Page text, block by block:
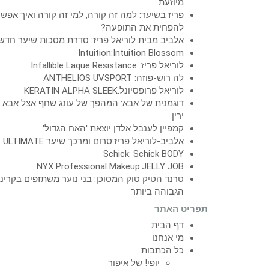
מיוזעת
פריז בשיער: למה זה קורה, למי זה קורה ואיך
להפחית את התופעה?
אלביב מבית לוריאל פריז: סדרת מסכות שיער
Intuition:Intuition Blossom
לוריאל פריז: Infallible Laque Resistance
לה רוש-פוזה: ANTHELIOS UVSPORT
לוריאל פרופסיונל:KERATIN ALPHA SLEEK
דוגמנית של אבא: המהפך של עונג שחף אצל אבא
ירין
קמפיין לענבל אלדן יוצאת 'האח הגדול'
אלביב-לוריאל פריז:סרום ומרכך שיער ULTIMATE
Schick: Schick BODY
NYX Professional Makeup:JELLY JOB
טרנד הטיק טוק המסוכן: בני נוער משתזפים
הגבוהה ביותר
תפריט האתר
דף הבית
מי אנחנו
כל הכתבות
יופי! של איפור